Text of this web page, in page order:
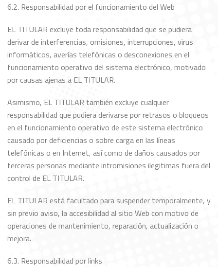
6.2. Responsabilidad por el funcionamiento del Web
EL TITULAR excluye toda responsabilidad que se pudiera
derivar de interferencias, omisiones, interrupciones, virus
informáticos, averías telefónicas o desconexiones en el
funcionamiento operativo del sistema electrónico, motivado
por causas ajenas a EL TITULAR.
Asimismo, EL TITULAR también excluye cualquier
responsabilidad que pudiera derivarse por retrasos o bloqueos
en el funcionamiento operativo de este sistema electrónico
causado por deficiencias o sobre carga en las líneas
telefónicas o en Internet, así como de daños causados por
terceras personas mediante intromisiones ilegitimas fuera del
control de EL TITULAR.
EL TITULAR está facultado para suspender temporalmente, y
sin previo aviso, la accesibilidad al sitio Web con motivo de
operaciones de mantenimiento, reparación, actualización o
mejora.
6.3. Responsabilidad por links